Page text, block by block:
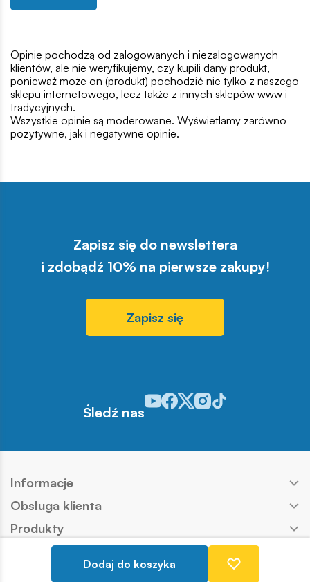
Dodaj do koszyka
Opinie pochodzą od zalogowanych i niezalogowanych
klientów, ale nie weryfikujemy, czy kupili dany produkt,
ponieważ może on (produkt) pochodzić nie tylko z naszego
sklepu internetowego, lecz także z innych sklepów www i
tradycyjnych.
Wszystkie opinie są moderowane. Wyświetlamy zarówno
pozytywne, jak i negatywne opinie.
Zapisz się do newslettera
i zdobądź 10% na pierwsze zakupy!
Zapisz się
Śledź nas
Odwiedź nasz profil w serwisie
Odwiedź nasz profil w serwisie
Odwiedź nasz profil w
Odwiedź nasz profil w
Odwiedź nasz profil
Informacje
Obsługa klienta
Produkty
Kontakt